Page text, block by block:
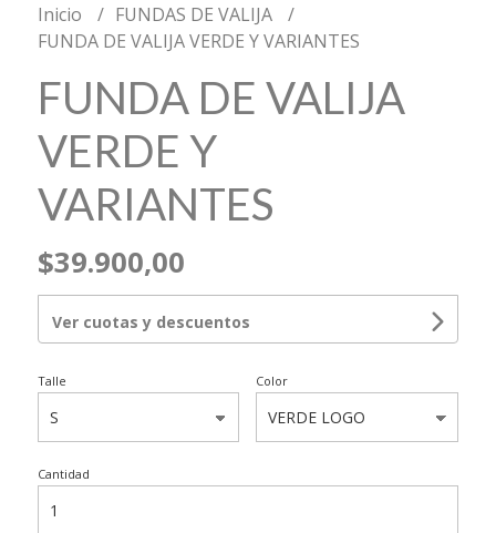
Inicio
FUNDAS DE VALIJA
FUNDA DE VALIJA VERDE Y VARIANTES
FUNDA DE VALIJA
VERDE Y
VARIANTES
$39.900,00
Ver cuotas y descuentos
Talle Color
Cantidad